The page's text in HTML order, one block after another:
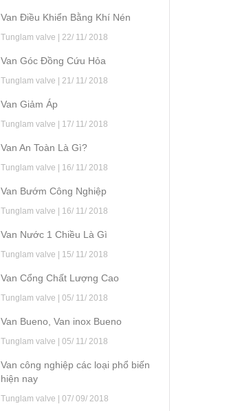
Van Điều Khiển Bằng Khí Nén
Tunglam valve | 22/ 11/ 2018
Van Góc Đồng Cứu Hỏa
Tunglam valve | 21/ 11/ 2018
Van Giảm Áp
Tunglam valve | 17/ 11/ 2018
Van An Toàn Là Gì?
Tunglam valve | 16/ 11/ 2018
Van Bướm Công Nghiệp
Tunglam valve | 16/ 11/ 2018
Van Nước 1 Chiều Là Gì
Tunglam valve | 15/ 11/ 2018
Van Cổng Chất Lượng Cao
Tunglam valve | 05/ 11/ 2018
Van Bueno, Van inox Bueno
Tunglam valve | 05/ 11/ 2018
Van công nghiệp các loại phổ biến
hiện nay
Tunglam valve | 07/ 09/ 2018